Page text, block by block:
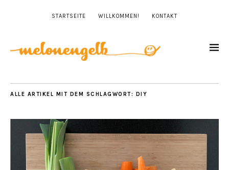
STARTSEITE WILLKOMMEN! KONTAKT
ALLE ARTIKEL MIT DEM SCHLAGWORT: DIY